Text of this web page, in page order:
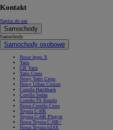
Kontakt
Napisz do nas
Samochody
Samochody
Samochody osobowe
Nowe Aygo X
Yaris
GR Yaris
Yaris Cross
Nowy Yaris Cross
Nowy Urban Cruiser
Corolla Hatchback
Corolla Sedan
Corolla TS Kombi
Nowa Corolla Cross
Toyota C-HR
Toyota C-HR Plug-in
Nowa Toyota C-HR+
Nowa Toyota bZ4X